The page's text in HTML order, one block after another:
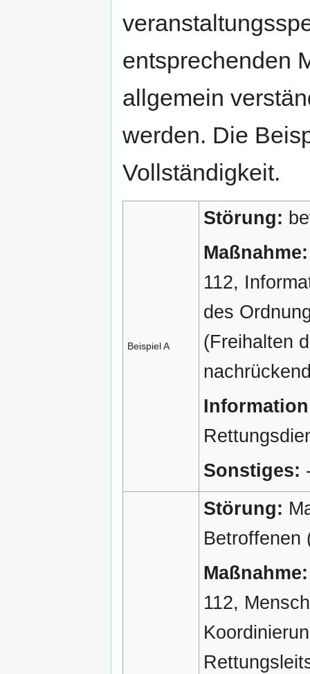
entsprechenden
allgemein
werden. Die
Vollständigkeit.
Beispiel A
Störung:
Maßnahme:
112,
des
(Freihalten
Sonstiges:
Störung:
Betroffenen
Maßnahme:
112,